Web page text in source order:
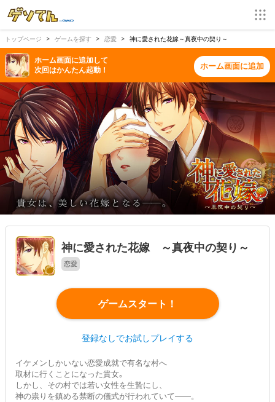
トップページ ゲームを探す 恋愛 神に愛された花嫁～真夜中の契り～
ホーム画面に追加して
次回はかんたん起動！
ホーム画面に追加
神に愛された花嫁 ～真夜中の契り～
恋愛
ゲームスタート！
登録なしでお試しプレイする
イケメンしかいない恋愛成就で有名な村へ
取材に行くことになった貴女｡
しかし、その村では若い女性を生贄にし、
神の祟りを鎮める禁断の儀式が行われていて――。